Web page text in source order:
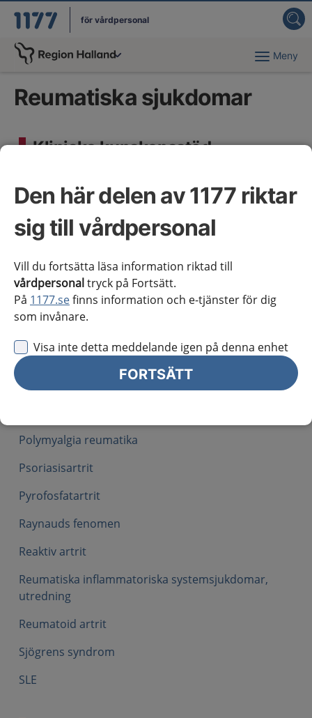
Den här delen av 1177 riktar
sig till vårdpersonal
Vill du fortsätta läsa information riktad till
vårdpersonaltryck på Fortsätt.
På 1177.sefinns information och e-tjänster för dig
som invånare.
Visa inte detta meddelande igen på denna enhet
FORTSÄTT
för vårdpersonal
Du har valt regionHalland Meny
Reumatiska sjukdomar
Kliniska kunskapsstöd
Akromioklavikularledsartros
Akromioklavikularledsskada
Artriter
Axelledsartros
Axial spondylartrit
Gikt
Instabilitet i axelled
Polymyalgia reumatika
Psoriasisartrit
Pyrofosfatartrit
Raynauds fenomen
Reaktiv artrit
Reumatiska inflammatoriska systemsjukdomar,
utredning
Reumatoid artrit
Sjögrens syndrom
SLE